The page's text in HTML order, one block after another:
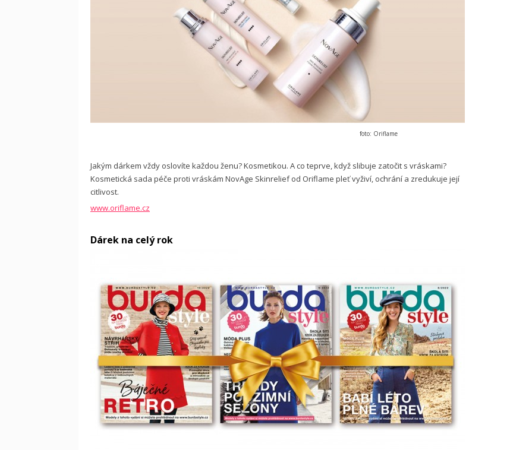
foto: Oriflame
Jakým dárkem vždy oslovíte každou ženu? Kosmetikou. A co teprve, když slibuje zatočit s vráskami?
Kosmetická sada péče proti vráskám NovAge Skinrelief od Oriflame pleť vyživí, ochrání a zredukuje její
citlivost.
www.oriflame.cz
Dárek na celý rok